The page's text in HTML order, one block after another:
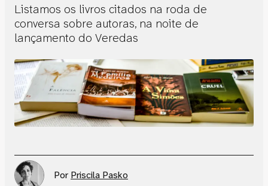
Listamos os livros citados na roda de
conversa sobre autoras, na noite de
lançamento do Veredas
Por Priscila Pasko